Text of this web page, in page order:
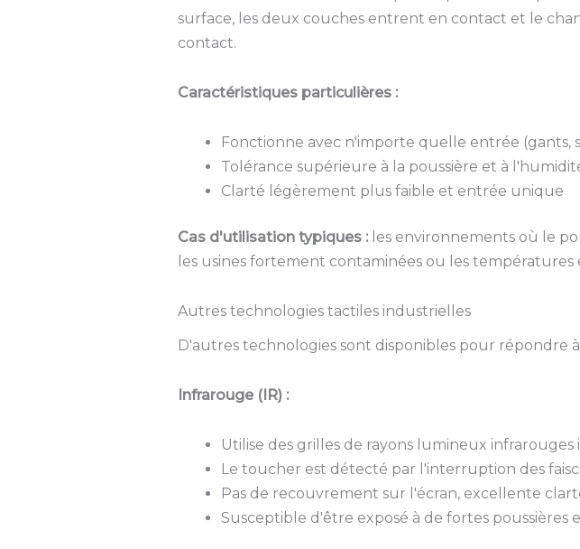
surface, les deux couches entrent en contact et le
contact.
Caractéristiques particulières :
Fonctionne avec n'importe quelle entrée (gants,
Tolérance supérieure à la poussière et à
Clarté légèrement plus faible et entrée unique
Cas d'utilisation typiques : les environnements où le
les usines fortement contaminées ou les températures
Autres technologies tactiles industrielles
D'autres technologies sont disponibles pour répondre
Infrarouge (IR) :
Utilise des grilles de rayons lumineux infrarouges
Le toucher est détecté par l'interruption des
Pas de recouvrement sur l'écran, excellente
Susceptible d'être exposé à de fortes poussières